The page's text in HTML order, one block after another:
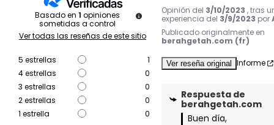
Basado en 1 opiniones
sometidas a control
Ver todas las reseñas de este sitio
5 estrellas
1
4estrellas
0
3 estrellas
0
2estrellas
0
1 estrella 0
Opinión del 3/10/2023 , tras
experiencia del 3/9/2023 por
Publicado originalmente en
berahgetah.com (fr)
Ver reseña original Informe
Respuesta de
berahgetah.com
Buen día,